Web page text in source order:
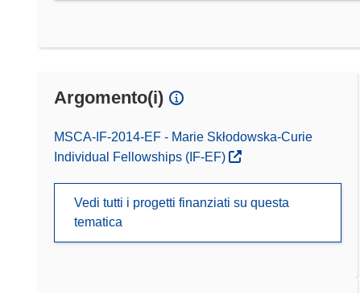
Argomento(i)
MSCA-IF-2014-EF - Marie Skłodowska-Curie
Individual Fellowships (IF-EF)
Vedi tutti i progetti finanziati su questa
tematica